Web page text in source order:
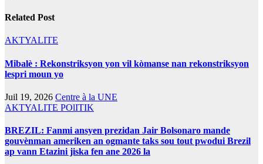
Related Post
AKTYALITE
Mibalè : Rekonstriksyon yon vil kòmanse nan rekonstriksyon
lespri moun yo
Juil 19, 2026 Centre à la UNE
AKTYALITE POlITIK
BREZIL: Fanmi ansyen prezidan Jair Bolsonaro mande
gouvènman ameriken an ogmante taks sou tout pwodui Brezil
ap vann Etazini jiska fen ane 2026 la